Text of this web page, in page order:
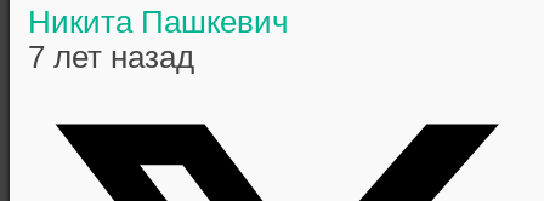
Никита Пашкевич
7 лет назад